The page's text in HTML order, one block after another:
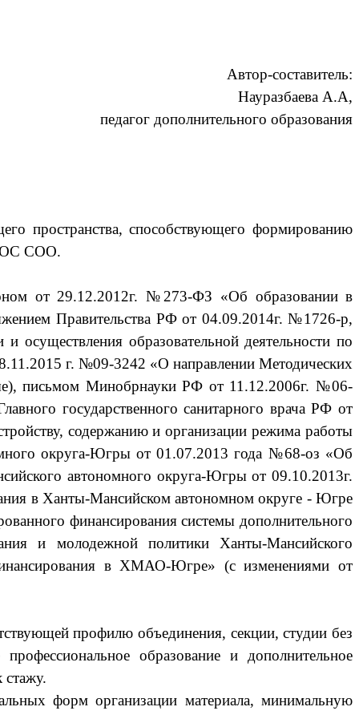
Автор-составитель:
Науразбаева А.А,
педагог дополнительного образования
пространства, способствующего формированию
СОО.
от 29.12.2012г. №273-ФЗ «Об образовании в
Правительства РФ от 04.09.2014г. №1726-р,
образовательной деятельности по
г. №09-3242 «О направлении Методических
письмом Минобрнауки РФ от 11.12.2006г. №06-
государственного санитарного врача РФ от
содержанию и организации режима работы
округа-Югры от 01.07.2013 года №68-оз «Об
автономного округа-Югры от 09.10.2013г.
в Ханты-Мансийском автономном округе - Югре
финансирования системы дополнительного
и молодежной политики Ханты-Мансийского
в ХМАО-Югре» (с изменениями от
профилю объединения, секции, студии без
образование и дополнительное
стажу.
форм организации материала, минимальную